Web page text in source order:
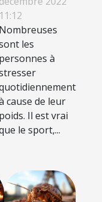
garder la
forme ?
11:12
Nombreuses
les
personnes à
cause de leur
poids. Il est vrai
le sport,...